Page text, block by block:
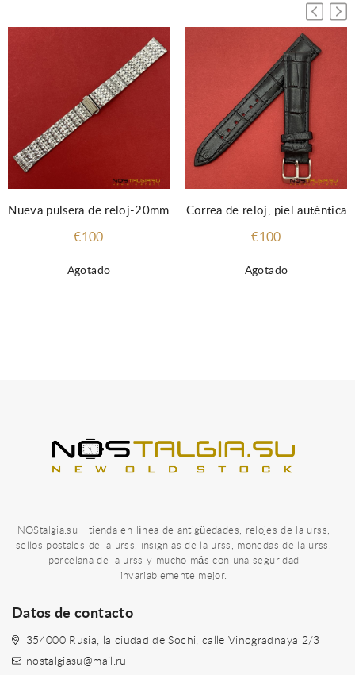
Agotado
Nueva pulsera de reloj-20mm
€100
Agotado
Correa de reloj, piel auténtica
€100
NOStalgia.su - tienda en línea de antigüedades, relojes de la urss,
sellos postales de la urss, insignias de la urss, monedas de la urss,
porcelana de la urss y mucho más con una seguridad
invariablemente mejor.
Datos de contacto
354000 Rusia, la ciudad de Sochi, calle Vinogradnaya 2/3
nostalgiasu@mail.ru